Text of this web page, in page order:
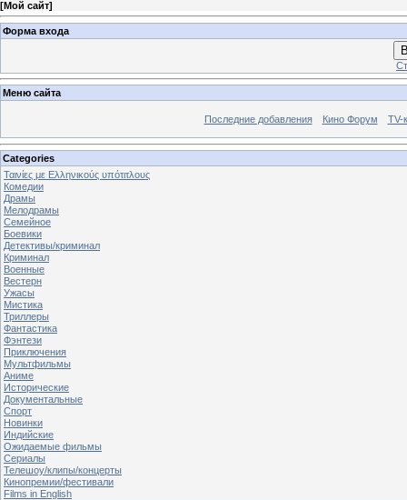
[Мой сайт]
Форма входа
Меню сайта
Последние добавления Кино Форум TV-
Categories
Ταινίες με Ελληνικούς υπότιτλους
Комедии
Драмы
Мелодрамы
Семейное
Боевики
Детективы/криминал
Криминал
Военные
Вестерн
Ужасы
Мистика
Триллеры
Фантастика
Фэнтези
Приключения
Мультфильмы
Аниме
Исторические
Документальные
Спорт
Новинки
Индийские
Ожидаемые фильмы
Сериалы
Телешоу/клипы/концерты
Кинопремии/фестивали
Films in English